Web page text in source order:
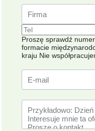
Proszę sprawdź
formacie
kraju Nie